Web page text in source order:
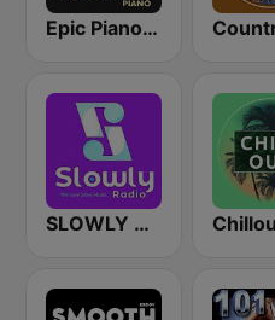
Epic Piano - ROMANTIC PIANO
SLOWLY RADIO